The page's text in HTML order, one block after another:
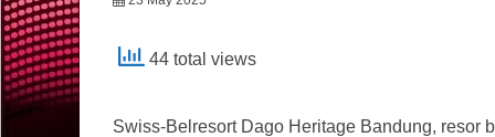
44 total views
Swiss-Belresort Dago Heritage Bandung, resor